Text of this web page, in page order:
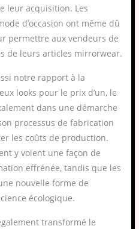
leur acquisition. Les
d’occasion ont même dû
permettre aux vendeurs de
de leurs articles mirrorwear.
notre rapport à la
looks pour le prix d’un, le
dans une démarche
processus de fabrication
les coûts de production.
y voient une façon de
effrénée, tandis que les
nouvelle forme de
écologique.
transformé le